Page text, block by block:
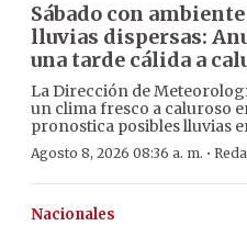
Sábado con
lluvias dispersas:
una tarde cálida a
La Dirección de
un clima fresco a caluroso
pronostica posibles lluvias
Agosto 8, 2026 08:36 a. m. ·
Nacionales